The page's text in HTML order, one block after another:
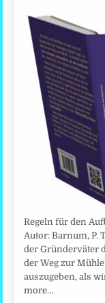
Regeln für den
Autor: Barnum, P.
der Gründerväter
der Weg zur
auszugeben, als
more…